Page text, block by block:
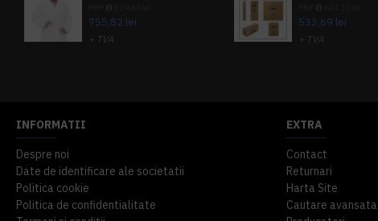
755,82 lei
+ TVA
533,69 lei
+ TVA
INFORMATII
Despre noi
Date de identificare ale societatii
Politica cookie
Politica de confidentialitate
EXTRA
Contact
Returnari
Harta Site
Cautare avansata